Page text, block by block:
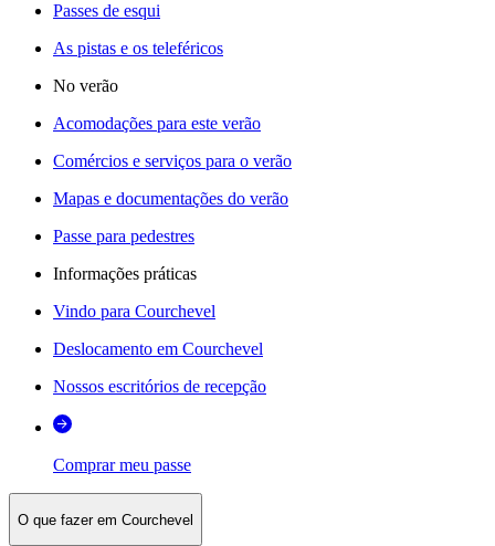
Passes de esqui
As pistas e os teleféricos
No verão
Acomodações para este verão
Comércios e serviços para o verão
Mapas e documentações do verão
Passe para pedestres
Informações práticas
Vindo para Courchevel
Deslocamento em Courchevel
Nossos escritórios de recepção
Comprar meu passe
O que fazer em Courchevel